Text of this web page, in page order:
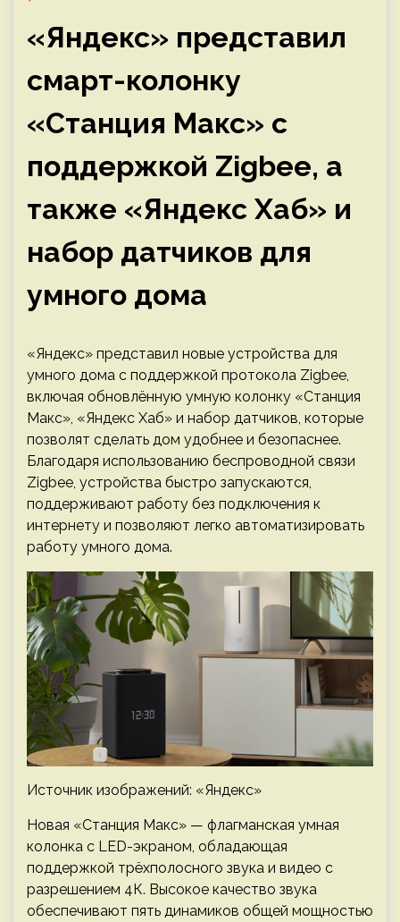
«Яндекс» представил
смарт-колонку
«Станция Макс» с
поддержкой Zigbee, а
также «Яндекс Хаб» и
набор датчиков для
умного дома
«Яндекс» представил новые устройства для
умного дома с поддержкой протокола Zigbee,
включая обновлённую умную колонку «Станция
Макс», «Яндекс Хаб» и набор датчиков, которые
позволят сделать дом удобнее и безопаснее.
Благодаря использованию беспроводной связи
Zigbee, устройства быстро запускаются,
поддерживают работу без подключения к
интернету и позволяют легко автоматизировать
работу умного дома.
Источник изображений: «Яндекс»
Новая «Станция Макс» — флагманская умная
колонка с LED-экраном, обладающая
поддержкой трёхполосного звука и видео с
разрешением 4К. Высокое качество звука
обеспечивают пять динамиков общей мощностью